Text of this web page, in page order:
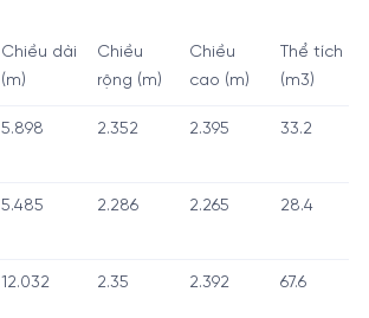
Chiều dài
(m)
Chiều
rộng (m)
Chiều
cao (m)
Thể tích
(m3)
5.898 2.352 2.395 33.2
5.485 2.286 2.265 28.4
12.032 2.35 2.392 67.6